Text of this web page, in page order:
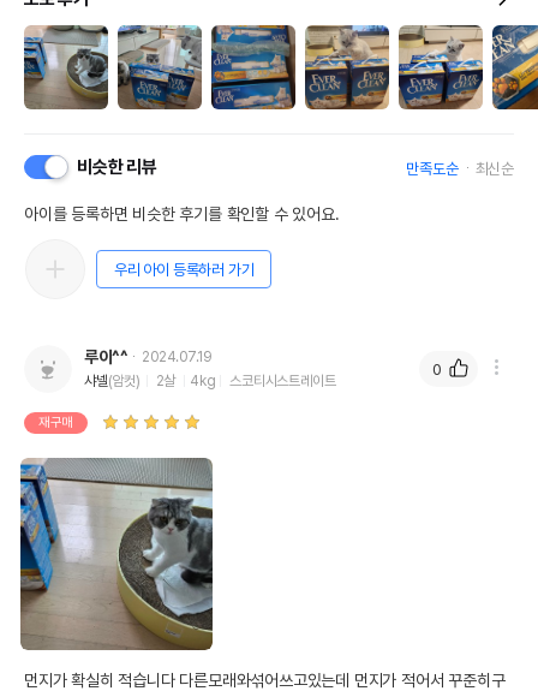
비슷한 리뷰 만족도순 최신순
아이를 등록하면 비슷한 후기를 확인할 수 있어요.
우리 아이 등록하러 가기
루이^^
2024.07.19
샤넬(암컷) 2살 4kg 스코티시스트레이트
재구매
먼지가 확실히 적습니다 다른모래와섞어쓰고있는데 먼지가 적어서 꾸준히구
0